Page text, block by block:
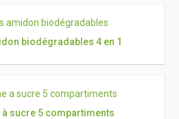
biodégradables 4 en 1
à sucre 5 compartiments